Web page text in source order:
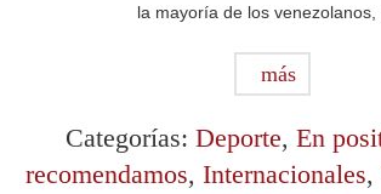
la mayoría de los
más
Categorías: Deporte, En
recomendamos, Internacionales,